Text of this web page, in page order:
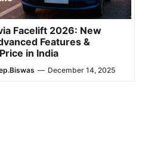
Facelift 2026: New
Features &
in India
— December 14, 2025